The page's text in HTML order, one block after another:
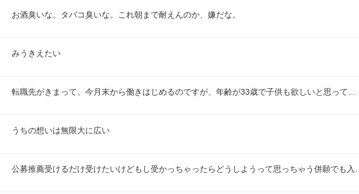
お酒臭いな。タバコ臭いな。これ朝まで耐えんのか、嫌だな。
みうきえたい
転職先がきまって、今月末から働きはじめるのですが、年齢が33歳で子供も欲しいと思って…
うちの想いは無限大に広い
公募推薦受けるだけ受けたいけどもし受かっちゃったらどうしようって思っちゃう併願でも入…